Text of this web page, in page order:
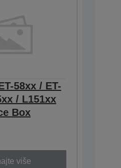
58xx / ET-
/ L151xx
Box
više